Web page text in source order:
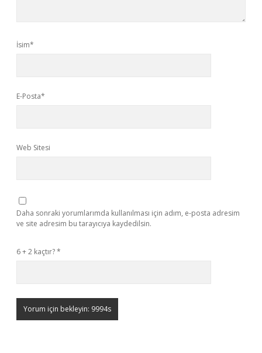
İsim*
E-Posta*
Web Sitesi
Daha sonraki yorumlarımda kullanılması için adım, e-posta adresim
ve site adresim bu tarayıcıya kaydedilsin.
6 + 2 kaçtır?*